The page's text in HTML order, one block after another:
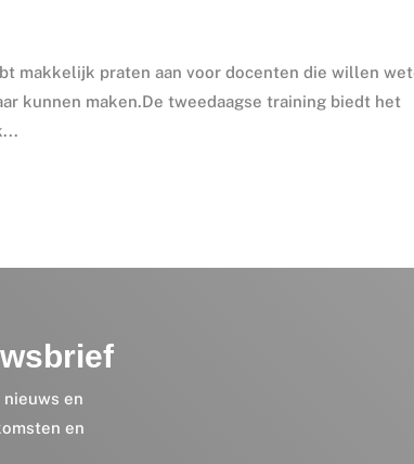
makkelijk praten aan voor docenten die willen
kunnen maken.De tweedaagse training biedt het
en
en